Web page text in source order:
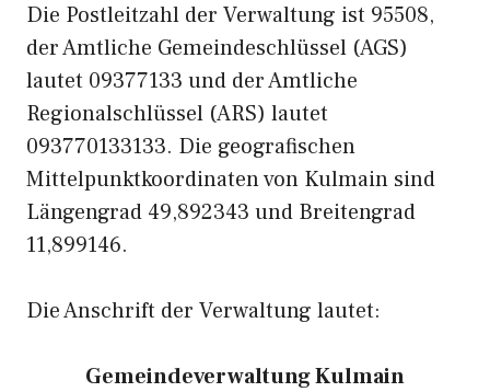
Die Postleitzahl der Verwaltung ist 95508,
der Amtliche Gemeindeschlüssel (AGS)
lautet 09377133 und der Amtliche
Regionalschlüssel (ARS) lautet
093770133133. Die geografischen
Mittelpunktkoordinaten von Kulmain sind
Längengrad 49,892343 und Breitengrad
11,899146.
Die Anschrift der Verwaltung lautet:
Gemeindeverwaltung Kulmain